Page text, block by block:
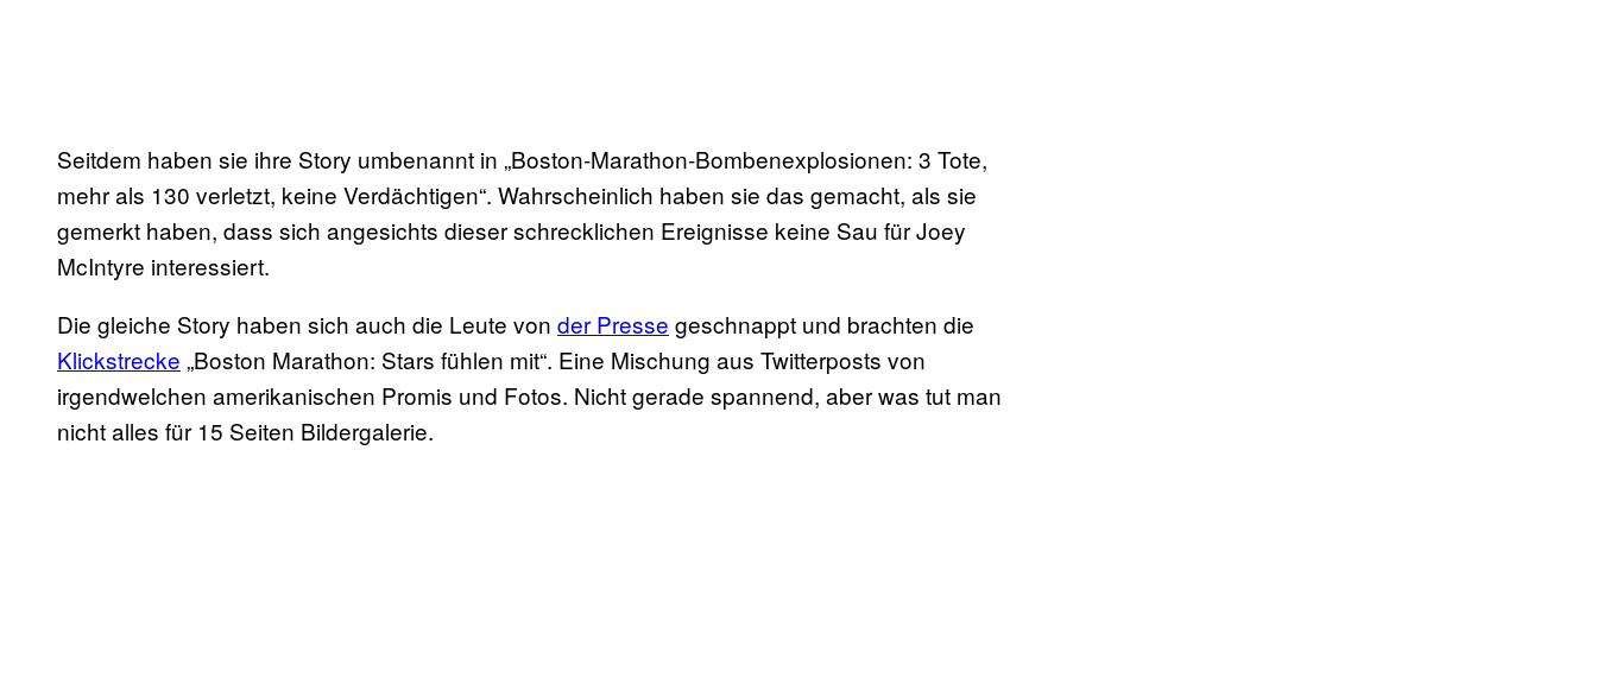
Seitdem haben sie ihre Story umbenannt in „Boston-Marathon-Bombenexplosionen: 3 Tote,
mehr als 130 verletzt, keine Verdächtigen“. Wahrscheinlich haben sie das gemacht, als sie
gemerkt haben, dass sich angesichts dieser schrecklichen Ereignisse keine Sau für Joey
McIntyre interessiert.
Die gleiche Story haben sich auch die Leute von der Presse geschnappt und brachten die
Klickstrecke „Boston Marathon: Stars fühlen mit“. Eine Mischung aus Twitterposts von
irgendwelchen amerikanischen Promis und Fotos. Nicht gerade spannend, aber was tut man
nicht alles für 15 Seiten Bildergalerie.